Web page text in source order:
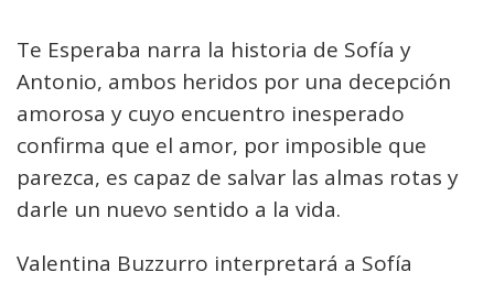
Te Esperaba narra la historia de Sofía y
Antonio, ambos heridos por una decepción
amorosa y cuyo encuentro inesperado
confirma que el amor, por imposible que
parezca, es capaz de salvar las almas rotas y
darle un nuevo sentido a la vida.
Valentina Buzzurro interpretará a Sofía